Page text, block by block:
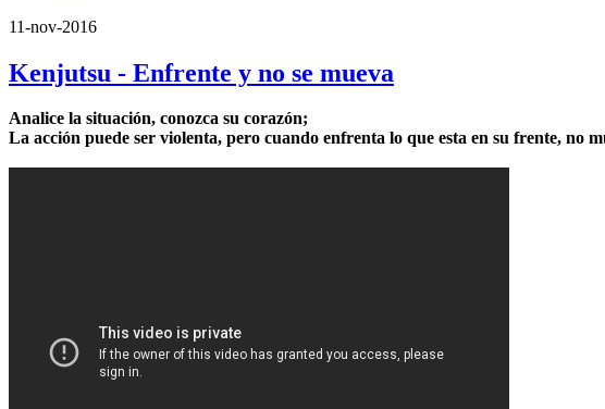
11-nov-2016
Kenjutsu - Enfrente y no se mueva
Analice la situación, conozca su corazón;
La acción puede ser violenta, pero cuando enfrenta lo que esta en su frente, no